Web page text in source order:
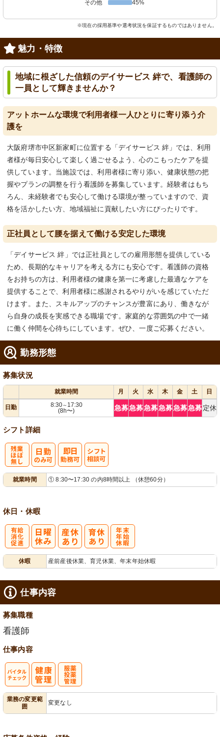
その他
45%
※現在の採用基準や選考状況を保証するものではありません。
魅力・特徴
地域に根ざした信頼のデイサービス 絆で、看護師の
一員として輝きませんか？
アットホームな環境で利用者様一人ひとりに寄り添う介
護を
大阪府堺市中区新家町に位置する「デイサービス 絆」では、利用
者様が毎日安心して楽しく過ごせるよう、心のこもったケアを提
供しています。当施設では、利用者様に寄り添い、健康状態の把
握やプランの調整を行う看護師を募集しています。経験者はもち
ろん、未経験者でも安心して働ける環境が整っていますので、資
格を活かしたい方、地域福祉に貢献したい方にぴったりです。
正社員として腰を据えて働ける安定した環境
「デイサービス 絆」では正社員としての雇用形態を提供している
ため、長期的なキャリアを考える方にも安心です。看護師の資格
をお持ちの方は、利用者様の健康を第一に考慮した最適なケアを
提供することで、利用者様に感謝されるやりがいを感じていただ
けます。また、スキルアップのチャンスが豊富にあり、働きなが
ら自身の成長を実感できる職場です。家庭的な雰囲気の中で一緒
に働く仲間を心待ちにしています。ぜひ、一度ご応募ください。
勤務形態
募集状況
就業時間 月 火 水 木 金 土 日
日勤 8:30～ 17:30
(8h〜)
急募急募急募急募急募急募 定休
シフト詳細
就業時間 ① 8:30〜17:30 の内8時間以上 （休憩60分）
休日・休暇
休暇 産前産後休業、育児休業、年末年始休暇
仕事内容
募集職種
看護師
仕事内容
業務の変更範
囲
変更なし